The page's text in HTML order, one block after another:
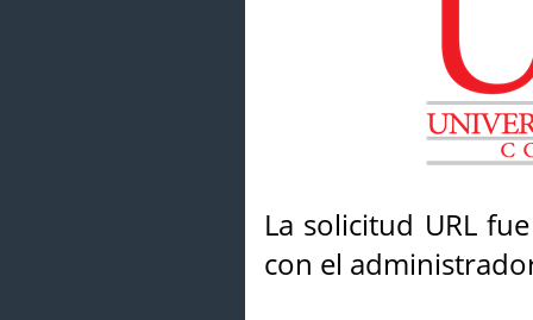
La solicitud URL
con el